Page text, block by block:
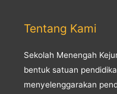
Tentang Kami
Sekolah Menengah
bentuk satuan
menyelenggarakan